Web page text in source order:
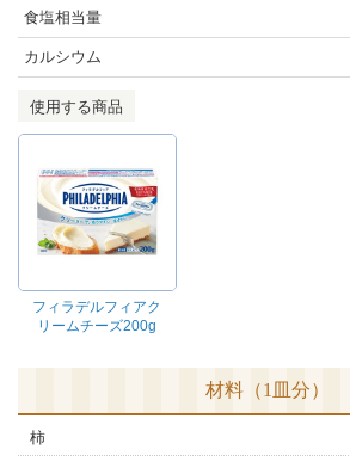
食塩相当量
カルシウム
使用する商品
フィラデルフィアク
リームチーズ200g
材料（1皿分）
柿